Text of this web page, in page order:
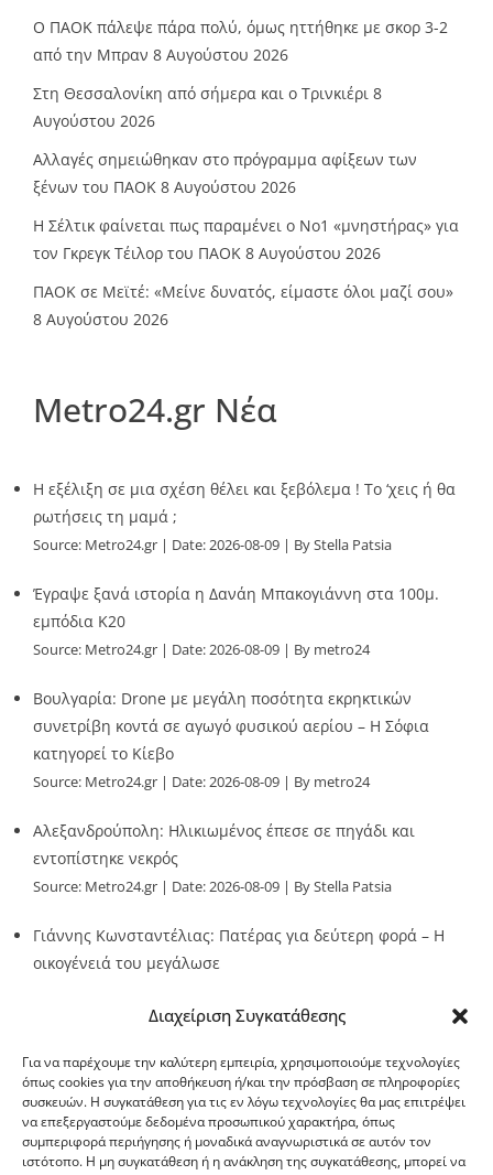
Διαχείριση Συγκατάθεσης
Για να παρέχουμε την καλύτερη εμπειρία, χρησιμοποιούμε τεχνολογίες
όπως cookies για την αποθήκευση ή/και την πρόσβαση σε πληροφορίες
συσκευών. Η συγκατάθεση για τις εν λόγω τεχνολογίες θα μας επιτρέψει
να επεξεργαστούμε δεδομένα προσωπικού χαρακτήρα, όπως
συμπεριφορά περιήγησης ή μοναδικά αναγνωριστικά σε αυτόν τον
ιστότοπο. Η μη συγκατάθεση ή η ανάκληση της συγκατάθεσης, μπορεί να
Ο ΠΑΟΚ πάλεψε πάρα πολύ, όμως ηττήθηκε με σκορ 3-2
από την Μπραν 8 Αυγούστου 2026
Στη Θεσσαλονίκη από σήμερα και ο Τρινκιέρι 8
Αυγούστου 2026
Αλλαγές σημειώθηκαν στο πρόγραμμα αφίξεων των
ξένων του ΠΑΟΚ 8 Αυγούστου 2026
Η Σέλτικ φαίνεται πως παραμένει ο Νο1 «μνηστήρας» για
τον Γκρεγκ Τέιλορ του ΠΑΟΚ 8 Αυγούστου 2026
ΠΑΟΚ σε Μεϊτέ: «Μείνε δυνατός, είμαστε όλοι μαζί σου»
8 Αυγούστου 2026
Metro24.gr Νέα
Η εξέλιξη σε μια σχέση θέλει και ξεβόλεμα ! Το ‘χεις ή θα
ρωτήσεις τη μαμά ;
Source: Metro24.gr Date: 2026-08-09 By Stella Patsia
Έγραψε ξανά ιστορία η Δανάη Μπακογιάννη στα 100μ.
εμπόδια Κ20
Source: Metro24.gr Date: 2026-08-09 By metro24
Βουλγαρία: Drone με μεγάλη ποσότητα εκρηκτικών
συνετρίβη κοντά σε αγωγό φυσικού αερίου – Η Σόφια
κατηγορεί το Κίεβο
Source: Metro24.gr Date: 2026-08-09 By metro24
Αλεξανδρούπολη: Ηλικιωμένος έπεσε σε πηγάδι και
εντοπίστηκε νεκρός
Source: Metro24.gr Date: 2026-08-09 By Stella Patsia
Γιάννης Κωνσταντέλιας: Πατέρας για δεύτερη φορά – Η
οικογένειά του μεγάλωσε
G-point.gr